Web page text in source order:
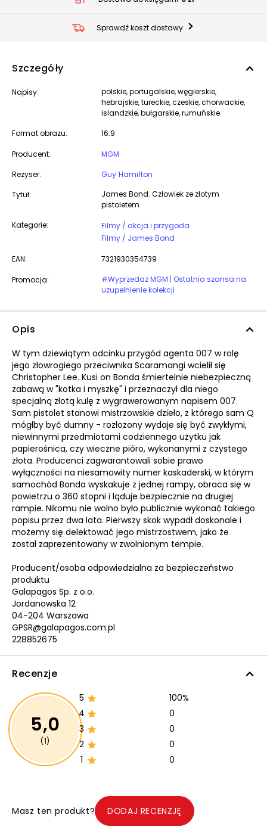
Sprawdź koszt dostawy
Szczegóły
Napisy:
polskie, portugalskie, węgierskie,
hebrajskie, tureckie, czeskie, chorwackie,
islandzkie, bułgarskie, rumuńskie
Format obrazu:
16:9
Producent:
MGM
Reżyser:
Guy Hamilton
Tytuł:
James Bond. Człowiek ze złotym
pistoletem
Kategorie:
Filmy / akcja i przygoda
Filmy / James Bond
EAN: 7321930354739
Promocja:
#Wyprzedaż MGM | Ostatnia szansa na
uzupełnienie kolekcji
Opis
W tym dziewiątym odcinku przygód agenta 007 w rolę
jego złowrogiego przeciwnika Scaramangi wcielił się
Christopher Lee. Kusi on Bonda śmiertelnie niebezpieczną
zabawą w "kotka i myszkę" i przeznaczył dla niego
specjalną złotą kulę z wygrawerowanym napisem 007.
Sam pistolet stanowi mistrzowskie dzieło, z którego sam Q
mógłby być dumny - rozłożony wydaje się być zwykłymi,
niewinnymi przedmiotami codziennego użytku jak
papierośnica, czy wieczne pióro, wykonanymi z czystego
złota. Producenci zagwarantowali sobie prawo
wyłączności na niesamowity numer kaskaderski, w którym
samochód Bonda wyskakuje z jednej rampy, obraca się w
powietrzu o 360 stopni i ląduje bezpiecznie na drugiej
rampie. Nikomu nie wolno było publicznie wykonać takiego
popisu przez dwa lata. Pierwszy skok wypadł doskonale i
możemy się delektować jego mistrzostwem, jako że
został zaprezentowany w zwolnionym tempie.
Producent/osoba odpowiedzialna za bezpieczeństwo
produktu
Galapagos Sp. z o.o.
Jordanowska 12
04-204 Warszawa
GPSR@galapagos.com.pl
228852675
Recenzje
5,0
(1)
5
100%
4
0
3
0
2
0
1
0
Masz ten produkt? DODAJ RECENZJĘ